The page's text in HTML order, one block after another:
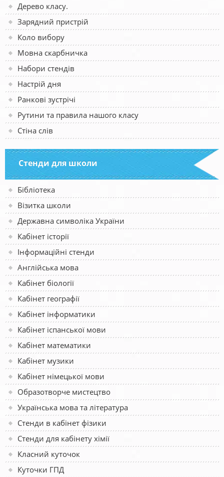
Дерево класу.
Зарядний пристрій
Коло вибору
Мовна скарбничка
Набори стендів
Настрій дня
Ранкові зустрічі
Рутини та правила нашого класу
Стіна слів
Стенди для школи
Бібліотека
Візитка школи
Державна символіка України
Кабінет історії
Інформаційні стенди
Англійська мова
Кабінет біології
Кабінет географії
Кабінет інформатики
Кабінет іспанської мови
Кабінет математики
Кабінет музики
Кабінет німецької мови
Образотворче мистецтво
Українська мова та література
Стенди в кабінет фізики
Стенди для кабінету хімії
Класний куточок
Куточки ГПД